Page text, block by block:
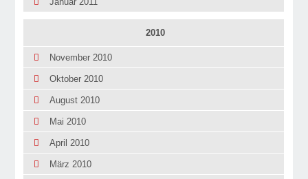
2010
November 2010
Oktober 2010
August 2010
Mai 2010
April 2010
März 2010